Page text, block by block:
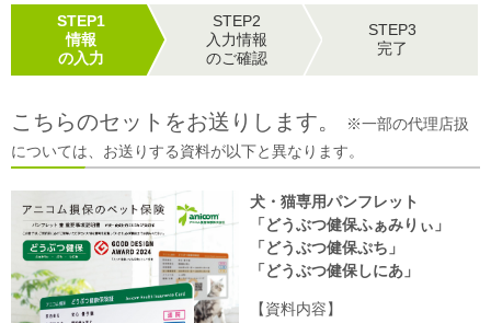
STEP1
情報
の入力
STEP2
入力情報
のご確認
STEP3
完了
こちらのセットをお送りします。
※一部の代理店扱
については、お送りする資料が以下と異なります。
犬・猫専用パンフレット
「どうぶつ健保ふぁみりぃ」
「どうぶつ健保ぷち」
「どうぶつ健保しにあ」
【資料内容】